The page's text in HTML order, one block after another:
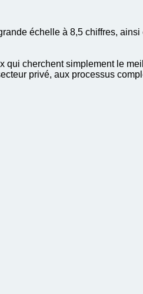
échelle à 8,5 chiffres, ainsi
qui cherchent simplement le
privé, aux processus